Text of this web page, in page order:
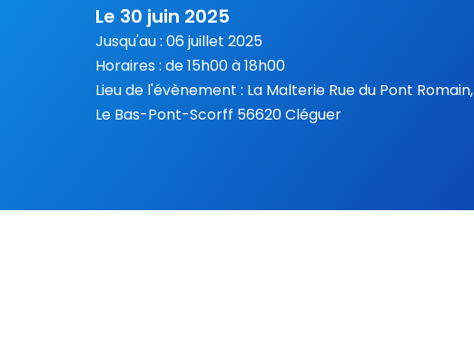
Le 30 juin 2025
Jusqu'au : 06 juillet 2025
Horaires : de 15h00 à 18h00
Lieu de l'évènement : La Malterie Rue du Pont Romain,
Le Bas-Pont-Scorff 56620 Cléguer